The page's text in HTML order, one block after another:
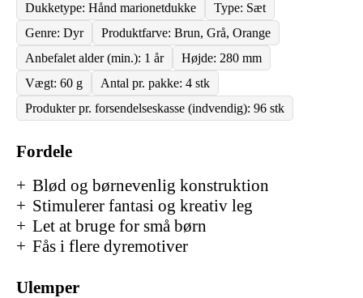
Fordele
Blød og børnevenlig konstruktion
Stimulerer fantasi og kreativ leg
Let at bruge for små børn
Fås i flere dyremotiver
Ulemper
Dukketype: Hånd marionetdukke
Type: Sæt
Genre: Dyr
Produktfarve: Brun, Grå, Orange
Anbefalet alder (min.): 1 år
Højde: 280 mm
Vægt: 60 g
Antal pr. pakke: 4 stk
Produkter pr. forsendelseskasse (indvendig): 96 stk